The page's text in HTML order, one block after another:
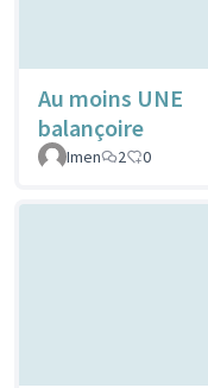
Au moins UNE
balançoire
Imen
2 0